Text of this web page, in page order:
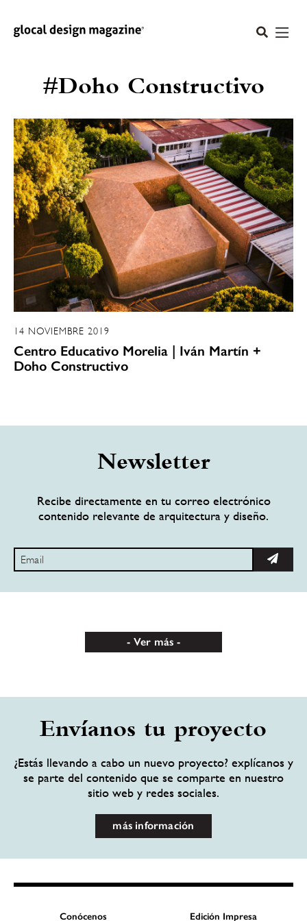
#Doho Constructivo
14 NOVIEMBRE 2019
Centro Educativo Morelia | Iván Martín +
Doho Constructivo
Newsletter
Recibe directamente en tu correo electrónico
contenido relevante de arquitectura y diseño.
Ver más
Envíanos tu proyecto
¿Estás llevando a cabo un nuevo proyecto? explícanos y
se parte del contenido que se comparte en nuestro
sitio web y redes sociales.
más información
Conócenos Edición Impresa